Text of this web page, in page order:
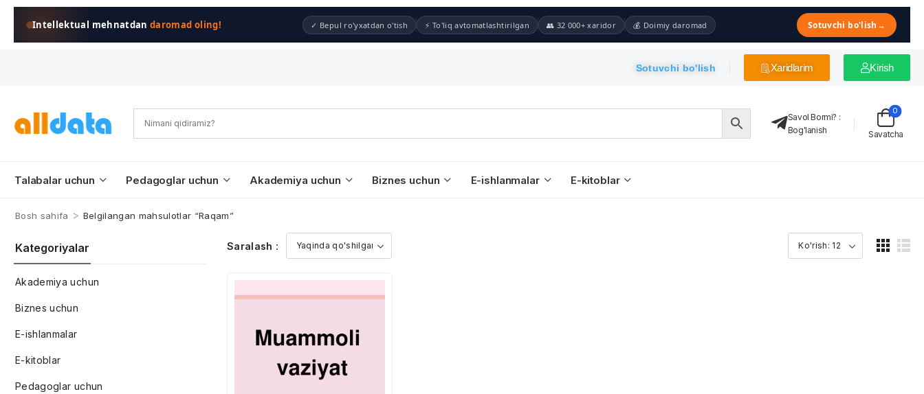
Intellektual mehnatdandaromad oling! ✓ Bepul ro'yxatdan o'tish ⚡ To'liq avtomatlashtirilgan 👥 32 000+ xaridor 💰 Doimiy daromad Sotuvchi bo'lish →
Sotuvchi bo'lish Xaridlarim Kirish
Savol Bormi? :
Bog'lanish
Savatcha
0
Talabalar uchun Pedagoglar uchun Akademiya uchun Biznes uchun E-ishlanmalar E-kitoblar
Bosh sahifa > Belgilangan mahsulotlar “Raqam”
Kategoriyalar
Akademiya uchun
Biznes uchun
E-ishlanmalar
E-kitoblar
Pedagoglar uchun
Saralash :